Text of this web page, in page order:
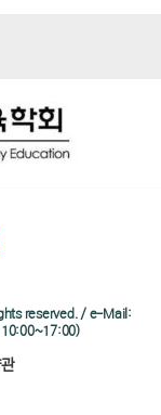
reserved. / e-Mail:
10:00~17:00)